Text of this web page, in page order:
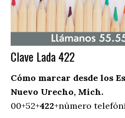
Clave Lada 422
Cómo marcar desde los
Nuevo Urecho, Mich.
00+52+422+número